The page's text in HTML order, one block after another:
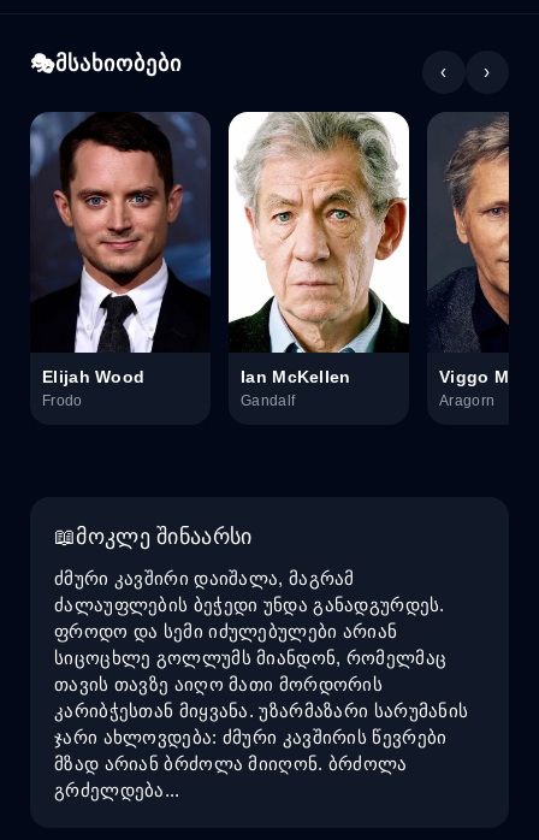
მსახიობები ‹ ›
Elijah Wood
Frodo
Ian McKellen
Gandalf
Viggo
Aragorn
მოკლე შინაარსი
ძმური კავშირი დაიშალა, მაგრამ
ძალაუფლების ბეჭედი უნდა განადგურდეს.
ფროდო და სემი იძულებულები არიან
სიცოცხლე გოლლუმს მიანდონ, რომელმაც
თავის თავზე აიღო მათი მორდორის
კარიბჭესთან მიყვანა. უზარმაზარი სარუმანის
ჯარი ახლოვდება: ძმური კავშირის წევრები
მზად არიან ბრძოლა მიიღონ. ბრძოლა
გრძელდება...